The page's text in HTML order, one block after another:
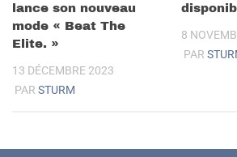
lance son nouveau
mode « Beat The
Elite. »
13 DÉCEMBRE 2023
PAR STURM
8
PAR